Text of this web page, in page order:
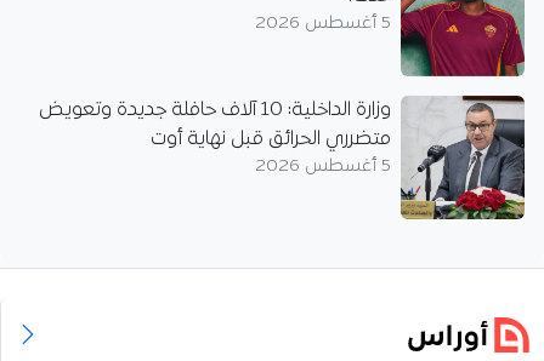
5 أغسطس 2026
وزارة الداخلية: 10 آلاف حافلة جديدة وتعويض
متضرري الحرائق قبل نهاية أوت
5 أغسطس 2026